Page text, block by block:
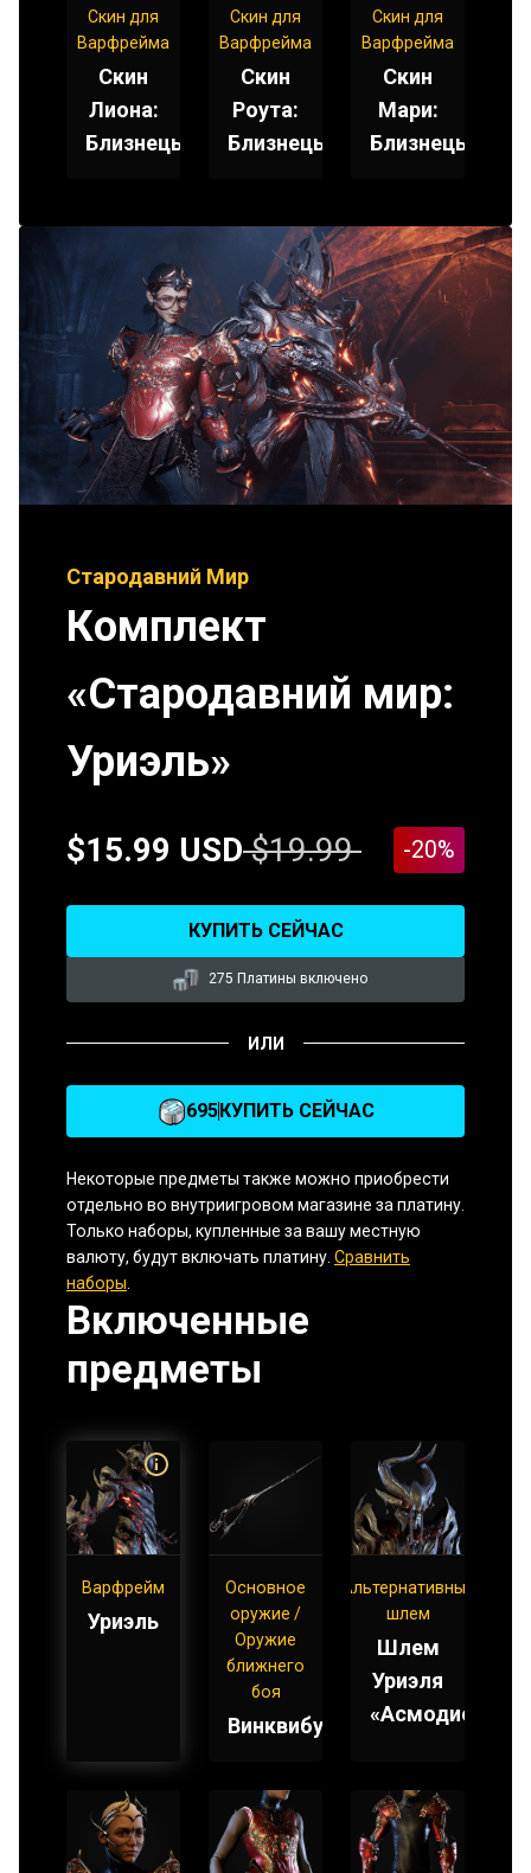
Скин для
Варфрейма
Скин
Лиона:
Близнецы
Скин для
Варфрейма
Скин
Роута:
Близнецы
Скин для
Варфрейма
Скин
Мари:
Близнецы
Стародавний Мир
Комплект
«Стародавний мир:
Уриэль»
$15.99 USD $19.99 -20%
КУПИТЬ СЕЙЧАС
275 Платины включено
ИЛИ
695 КУПИТЬ СЕЙЧАС
Некоторые предметы также можно приобрести
отдельно во внутриигровом магазине за платину.
Только наборы, купленные за вашу местную
валюту, будут включать платину. Сравнить
наборы
Включенные
предметы
Варфрейм
Уриэль
Основное
оружие /
Оружие
ближнего
боя
Винквибус
Альтернативный
шлем
Шлем
Уриэля
«Асмодион»